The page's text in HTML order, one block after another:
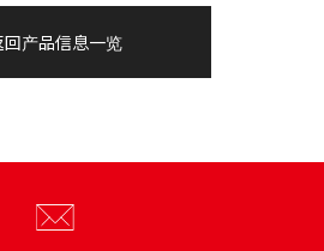
回产品信息一览